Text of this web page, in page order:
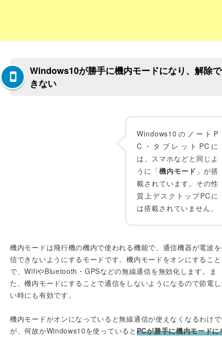
Windows10が勝手に機内モードになり、解除で
きない
Windows10のノートP
C・タブレットPCに
は、スマホなどと同じよ
うに「機内モード 」が搭
載されています。その性
質上デスクトップPCに
は搭載されていません。
機内モードは飛行機の機内で使われる機能で、通信機器が電波
信できないようにするモードです。機内モードをオンにすること
で、WifiやBluetooth・GPSなどの無線通信を無効化します。ま
た、機内モードにすることで通信をしないようになるので節電
い時にも有効です。
機内モードがオンになっていると無線通信が使えなくなるわけ
が、何故かWindows10を使っていると PCが勝手に機内モードに